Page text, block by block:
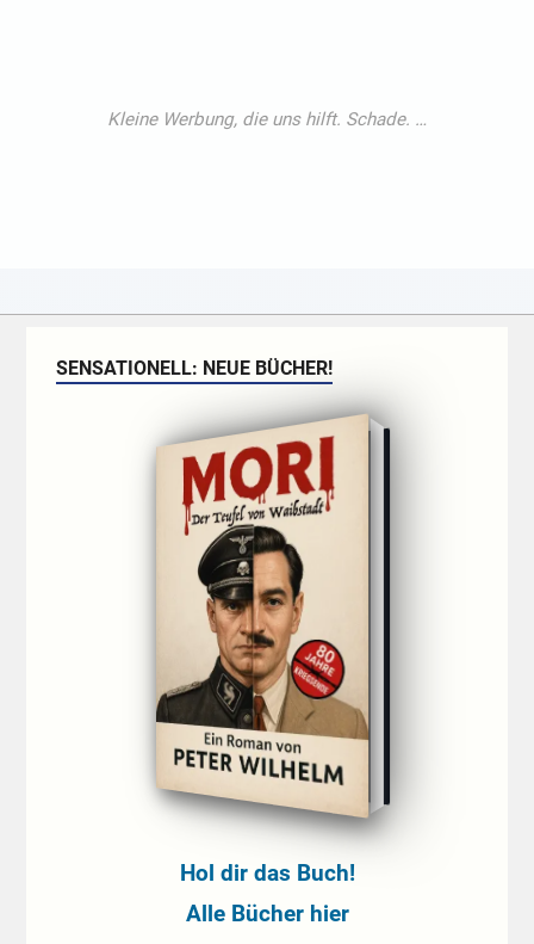
SENSATIONELL: NEUE BÜCHER!
Hol dir das Buch!
Alle Bücher hier